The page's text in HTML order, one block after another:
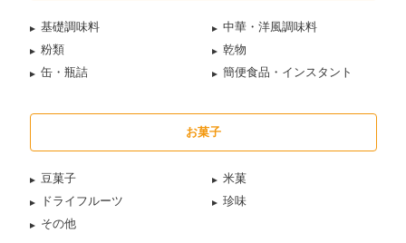
基礎調味料
中華・洋風調味料
粉類
乾物
缶・瓶詰
簡便食品・インスタント
お菓子
豆菓子
米菓
ドライフルーツ
珍味
その他